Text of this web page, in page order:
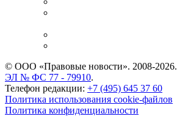
© ООО «Правовые новости». 2008-2026.
ЭЛ № ФС 77 - 79910.
Телефон редакции: +7 (495) 645 37 60
Политика использования cookie-файлов
Политика конфиденциальности